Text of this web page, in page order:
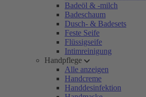
Badeöl & -milch
Badeschaum
Dusch- & Badesets
Feste Seife
Flüssigseife
Intimreinigung
Handpflege
Alle anzeigen
Handcreme
Handdesinfektion